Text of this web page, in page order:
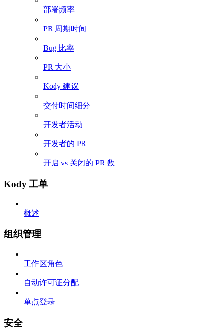
部署频率
PR 周期时间
Bug 比率
PR 大小
Kody 建议
交付时间细分
开发者活动
开发者的 PR
开启 vs 关闭的 PR 数
Kody 工单
概述
组织管理
工作区角色
自动许可证分配
单点登录
安全